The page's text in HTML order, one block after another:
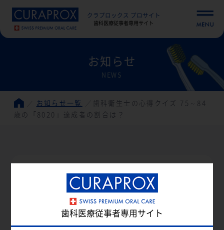
クラプロックス プロサイト
歯科医療従事者専用サイト
お知らせ
NEWS
お知らせ一覧
歯科衛生士の心得クイズ 75～84
歳の「8020」達成者の割合は？
歯科衛生士の心得クイズ 75～84歳の
「8020」達成者の割合は？
歯科医療従事者専用サイト